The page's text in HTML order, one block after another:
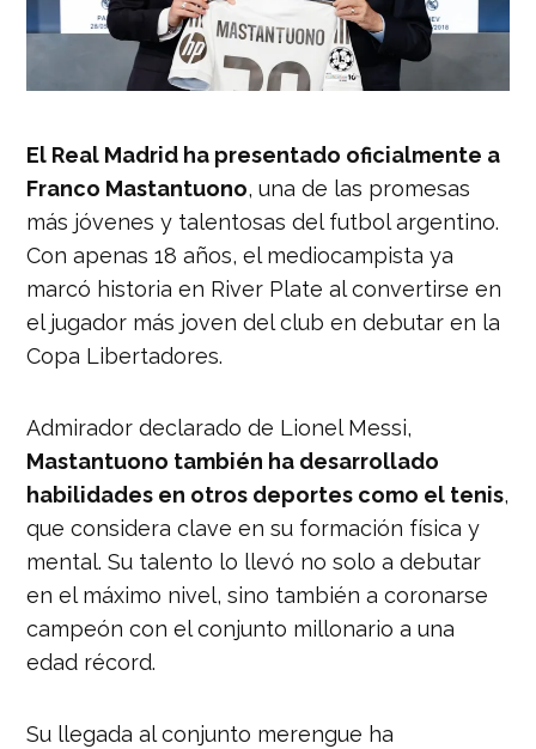
El Real Madrid ha presentado oficialmente a
Franco Mastantuono, una de las promesas
más jóvenes y talentosas del futbol argentino.
Con apenas 18 años, el mediocampista ya
marcó historia en River Plate al convertirse en
el jugador más joven del club en debutar en la
Copa Libertadores.
Admirador declarado de Lionel Messi,
Mastantuono también ha desarrollado
habilidades en otros deportes como el tenis,
que considera clave en su formación física y
mental. Su talento lo llevó no solo a debutar
en el máximo nivel, sino también a coronarse
campeón con el conjunto millonario a una
edad récord.
Su llegada al conjunto merengue ha